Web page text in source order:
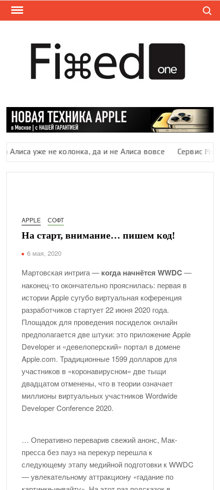
Перейти
уже не колонка, да и не Алиса вовсе Сервис
APPLE СОФТ
На старт, внимание… пишем код!
6 мая, 2020
Мартовская интрига — когда начнётся WWDC—
наконец-то окончательно прояснилась: первая в
истории Apple сугубо виртуальная коференция
разработчиков стартует 22 июня 2020 года.
Площадок для проведения посиделок онлайн
предполагается две штуки: это приложение Apple
Developer и «девелоперский» портал в домене
Apple.com. Традиционные 1599 долларов для
участников в «коронавирусном» две тыщи
двадцатом отменены, что в теории означает
миллионы виртуальных участников Wordwide
Developer Conference 2020.
… Оперативно переварив свежий анонс, Мак-
пресса без пауз на перекур перешла к
следующему этапу медийной подготовки к WWDC
— увлекательному аттракциону «гадание по